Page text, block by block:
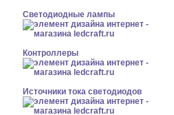
Светодиодные лампы
Контроллеры
Источники тока светодиодов